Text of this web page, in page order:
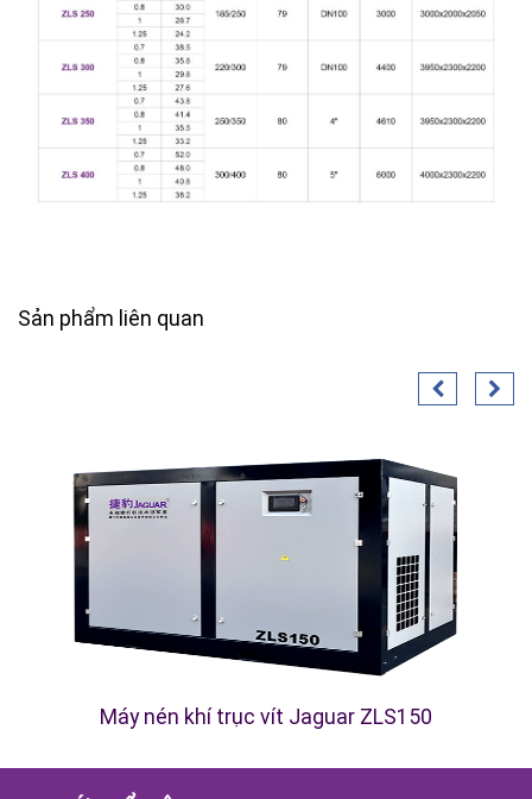
Sản phẩm liên quan
Máy nén khí trục vít Jaguar ZLS150